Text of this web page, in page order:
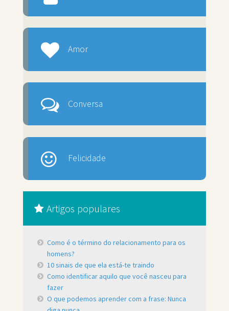
Amor
Conversa
Felicidade
Artigos populares
Como é o término do relacionamento para os
homens?
10 sinais de que ela está-te traindo
Como identificar aquilo que você nasceu para
fazer
O que podemos aprender com a frase: Nunca